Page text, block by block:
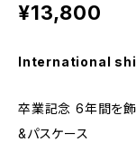
¥13,800
International
卒業記念 6年間を飾
&パスケース